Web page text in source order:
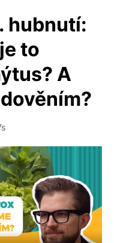
hubnutí:
to
A